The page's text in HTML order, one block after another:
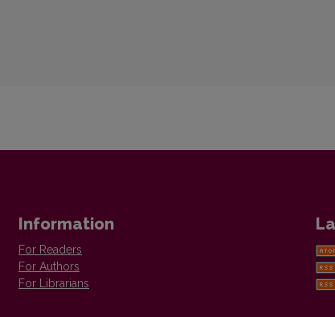
Information
For Readers
For Authors
For Librarians